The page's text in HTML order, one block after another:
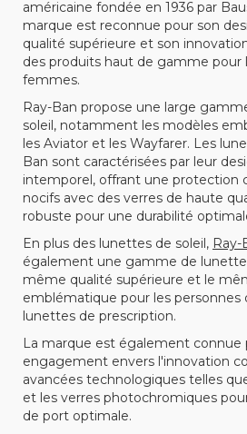
américaine fondée en 1936 par
marque est reconnue pour son
qualité supérieure et son
des produits haut de gamme pour
femmes.
Ray-Ban propose une large
soleil, notamment les modèles
les Aviator et les Wayfarer. Les
Ban sont caractérisées par leur
intemporel, offrant une protection
nocifs avec des verres de haute
robuste pour une durabilité
En plus des lunettes de soleil, Ray-
également une gamme de
même qualité supérieure et le
emblématique pour les personnes
lunettes de prescription.
La marque est également connue
engagement envers l'innovation
avancées technologiques telles
et les verres photochromiques
de port optimale.